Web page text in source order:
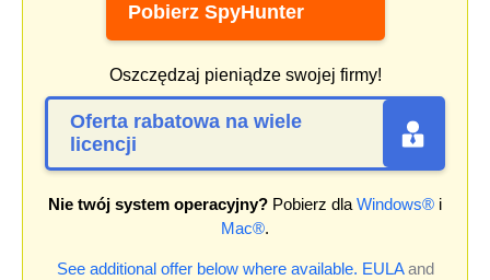
Pobierz SpyHunter
Oszczędzaj pieniądze swojej firmy!
Oferta rabatowa na wiele
licencji
Nie twój system operacyjny? Pobierz dla Windows® i
Mac®.
See additional offer below where available. EULAand